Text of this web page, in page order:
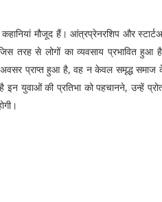
मौजूद हैं। आंत्रप्रेनरशिप और
तरह से लोगों का व्यवसाय प्रभावित
प्राप्त हुआ है, वह न केवल समृद्ध समाज
इन युवाओं की प्रतिभा को पहचानने, उन्हें